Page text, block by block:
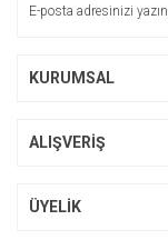
KURUMSAL
ALIŞVERİŞ
ÜYELİK